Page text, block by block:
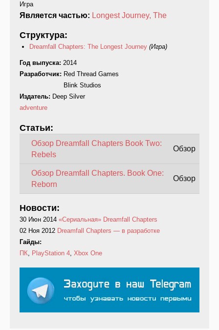
Игра
Является частью: Longest Journey, The
Структура:
Dreamfall Chapters: The Longest Journey (Игра)
Год выпуска: 2014
Разработчик: Red Thread Games
Blink Studios
Издатель: Deep Silver
adventure
Статьи:
Обзор Dreamfall Chapters Book Two:
Rebels
Обзор
Обзор Dreamfall Chapters. Book One:
Reborn
Обзор
Новости:
30 Июн 2014 «Сериальная» Dreamfall Chapters
02 Ноя 2012 Dreamfall Chapters — в разработке
Гайды:
ПК
PlayStation 4 Xbox One